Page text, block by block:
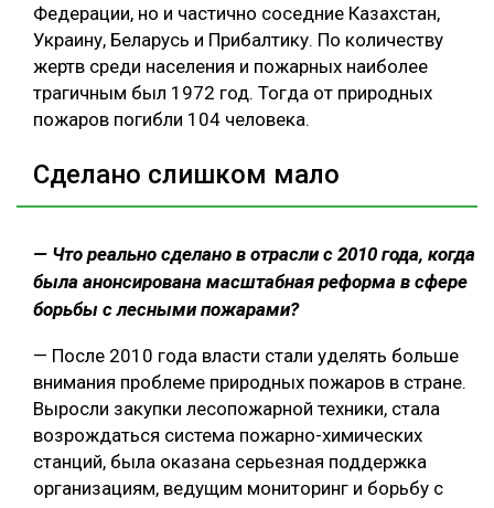
Федерации, но и частично соседние Казахстан,
Украину, Беларусь и Прибалтику. По количеству
жертв среди населения и пожарных наиболее
трагичным был 1972 год. Тогда от природных
пожаров погибли 104 человека.
Сделано слишком мало
— Что реально сделано в отрасли с 2010 года, когда
была анонсирована масштабная реформа в сфере
борьбы с лесными пожарами?
— После 2010 года власти стали уделять больше
внимания проблеме природных пожаров в стране.
Выросли закупки лесопожарной техники, стала
возрождаться система пожарно-химических
станций, была оказана серьезная поддержка
организациям, ведущим мониторинг и борьбу с